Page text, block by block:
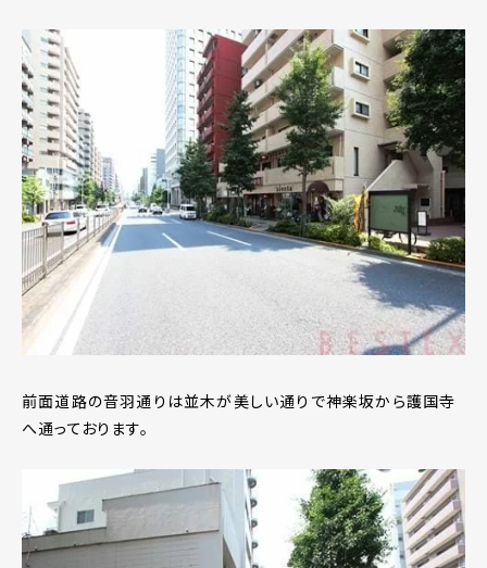
前面道路の音羽通りは並木が美しい通りで神楽坂から護国寺
へ通っております。